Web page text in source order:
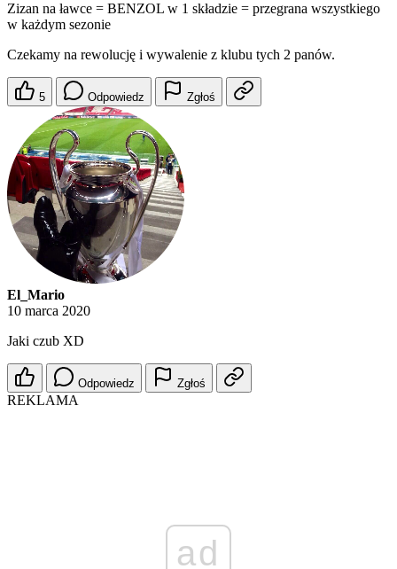
Zizan na ławce = BENZOL w 1 składzie = przegrana wszystkiego
w każdym sezonie
Czekamy na rewolucję i wywalenie z klubu tych 2 panów.
5 Odpowiedz Zgłoś
El_Mario
10 marca 2020
Jaki czub XD
Odpowiedz Zgłoś
REKLAMA
ad